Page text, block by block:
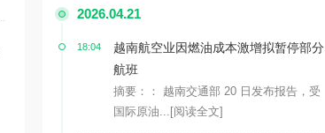
2026.04.21
18:04
越南航空业因燃油成本激增拟暂停部分
航班
摘要：： 越南交通部 20 日发布报告，受
国际原油... [阅读全文]